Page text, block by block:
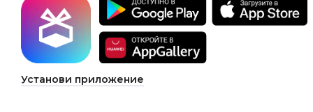
Установи приложение